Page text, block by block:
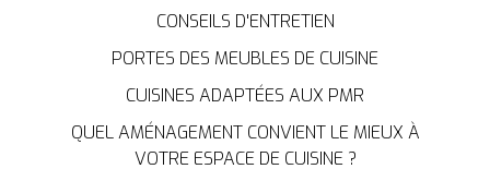
CONSEILS D'ENTRETIEN
PORTES DES MEUBLES DE CUISINE
CUISINES ADAPTÉES AUX PMR
QUEL AMÉNAGEMENT CONVIENT LE MIEUX À
VOTRE ESPACE DE CUISINE ?